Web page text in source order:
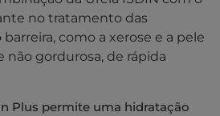
no tratamento das
como a xerose e a pele
não gordurosa, de rápida
Plus permite uma hidratação